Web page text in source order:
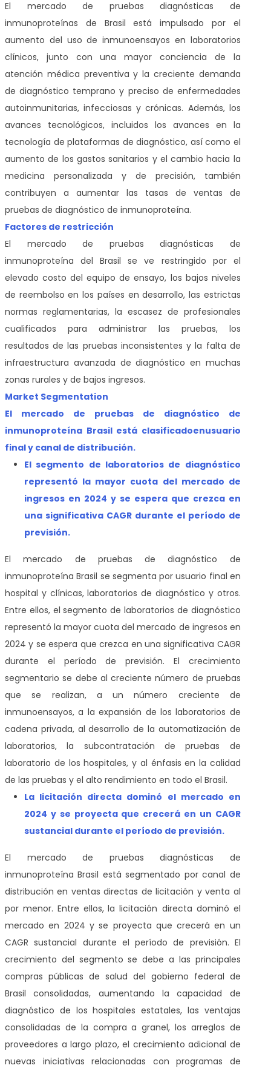
El mercado de pruebas diagnósticas de
inmunoproteínas de Brasil está impulsado por el
aumento del uso de inmunoensayos en laboratorios
clínicos, junto con una mayor conciencia de la
atención médica preventiva y la creciente demanda
de diagnóstico temprano y preciso de enfermedades
autoinmunitarias, infecciosas y crónicas. Además, los
avances tecnológicos, incluidos los avances en la
tecnología de plataformas de diagnóstico, así como el
aumento de los gastos sanitarios y el cambio hacia la
medicina personalizada y de precisión, también
contribuyen a aumentar las tasas de ventas de
pruebas de diagnóstico de inmunoproteína.
Factores de restricción
El mercado de pruebas diagnósticas de
inmunoproteína del Brasil se ve restringido por el
elevado costo del equipo de ensayo, los bajos niveles
de reembolso en los países en desarrollo, las estrictas
normas reglamentarias, la escasez de profesionales
cualificados para administrar las pruebas, los
resultados de las pruebas inconsistentes y la falta de
infraestructura avanzada de diagnóstico en muchas
zonas rurales y de bajos ingresos.
Market Segmentation
El mercado de pruebas de diagnóstico de
inmunoproteína Brasil está clasificadoenusuario
final y canal de distribución.
El segmento de laboratorios de diagnóstico
representó la mayor cuota del mercado de
ingresos en 2024 y se espera que crezca en
una significativa CAGR durante el período de
previsión.
El mercado de pruebas de diagnóstico de
inmunoproteína Brasil se segmenta por usuario final en
hospital y clínicas, laboratorios de diagnóstico y otros.
Entre ellos, el segmento de laboratorios de diagnóstico
representó la mayor cuota del mercado de ingresos en
2024 y se espera que crezca en una significativa CAGR
durante el período de previsión. El crecimiento
segmentario se debe al creciente número de pruebas
que se realizan, a un número creciente de
inmunoensayos, a la expansión de los laboratorios de
cadena privada, al desarrollo de la automatización de
laboratorios, la subcontratación de pruebas de
laboratorio de los hospitales, y al énfasis en la calidad
de las pruebas y el alto rendimiento en todo el Brasil.
La licitación directa dominó el mercado en
2024 y se proyecta que crecerá en un CAGR
sustancial durante el período de previsión.
El mercado de pruebas diagnósticas de
inmunoproteína Brasil está segmentado por canal de
distribución en ventas directas de licitación y venta al
por menor. Entre ellos, la licitación directa dominó el
mercado en 2024 y se proyecta que crecerá en un
CAGR sustancial durante el período de previsión. El
crecimiento del segmento se debe a las principales
compras públicas de salud del gobierno federal de
Brasil consolidadas, aumentando la capacidad de
diagnóstico de los hospitales estatales, las ventajas
consolidadas de la compra a granel, los arreglos de
proveedores a largo plazo, el crecimiento adicional de
nuevas iniciativas relacionadas con programas de